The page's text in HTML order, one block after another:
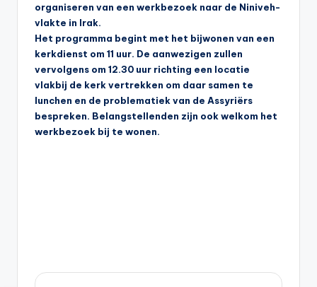
organiseren van een werkbezoek naar de Niniveh-
vlakte in Irak.
Het programma begint met het bijwonen van een
kerkdienst om 11 uur. De aanwezigen zullen
vervolgens om 12.30 uur richting een locatie
vlakbij de kerk vertrekken om daar samen te
lunchen en de problematiek van de Assyriërs
bespreken. Belangstellenden zijn ook welkom het
werkbezoek bij te wonen.